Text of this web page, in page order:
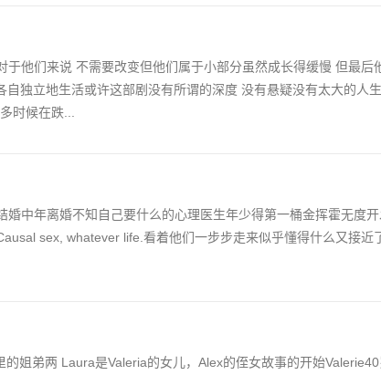
他们来说 不需要改变但他们属于小部分虽然成长得缓慢 但最后
独立地生活或许这部剧没有所谓的深度 没有悬疑没有太大的人
时候在跌...
婚中年离婚不知自己要什么的心理医生年少得第一桶金挥霍无度
sex, whatever life.看着他们一步步走来似乎懂得什么又接近
姐弟两 Laura是Valeria的女儿，Alex的侄女故事的开始